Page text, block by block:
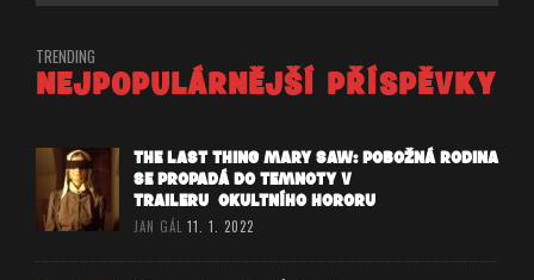
TRENDING
NEJPOPULÁRNĚJŠÍ PŘÍSPĚVKY
THE LAST THING MARY SAW: POBOŽNÁ RODINA
SE PROPADÁ DO TEMNOTY V
TRAILERU OKULTNÍHO HORORU
JAN GÁL 11. 1. 2022